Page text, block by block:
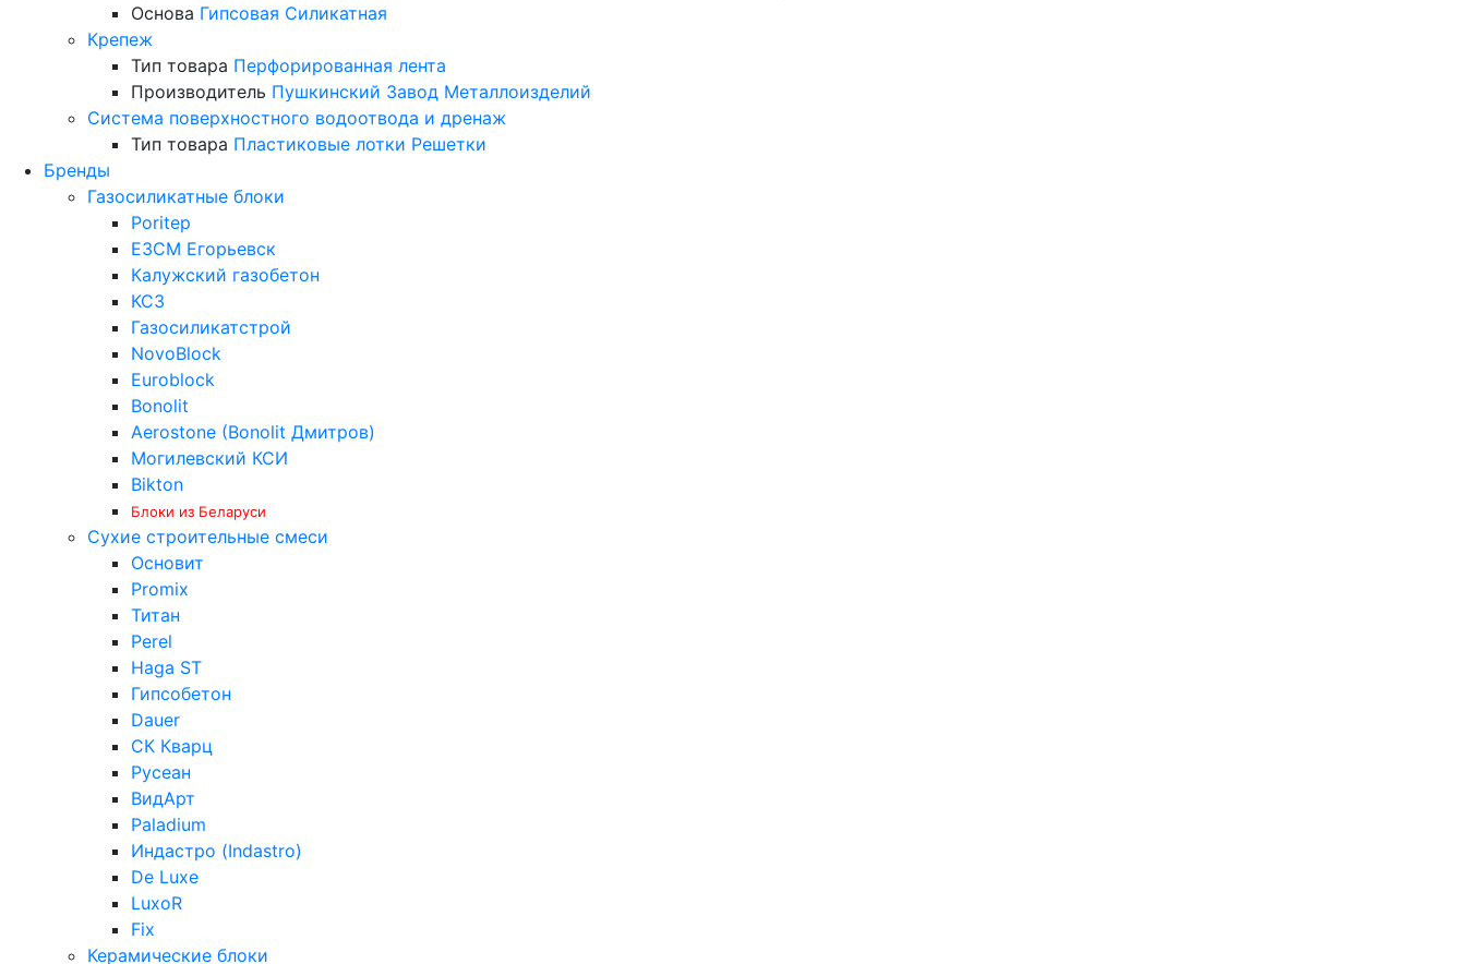
Основа Гипсовая Силикатная
Крепеж
Тип товара Перфорированная лента
Производитель Пушкинский Завод Металлоизделий
Система поверхностного водоотвода и дренаж
Тип товара Пластиковые лотки Решетки
Бренды
Газосиликатные блоки
Poritep
ЕЗСМ Егорьевск
Калужский газобетон
КСЗ
Газосиликатстрой
NovoBlock
Euroblock
Bonolit
Aerostone (Bonolit Дмитров)
Могилевский КСИ
Bikton
Блоки из Беларуси
Сухие строительные смеси
Основит
Promix
Титан
Perel
Haga ST
Гипсобетон
Dauer
СК Кварц
Русеан
ВидАрт
Paladium
Индастро (Indastro)
De Luxe
LuxoR
Fix
Керамические блоки